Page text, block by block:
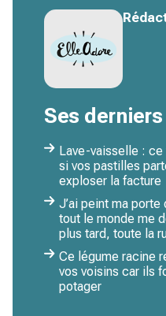
Ses
Lave-vaisselle :
si vos pastilles
exploser la facture
J’ai peint ma
tout le monde me
plus tard, toute la
Ce légume racine
vos voisins car ils
potager